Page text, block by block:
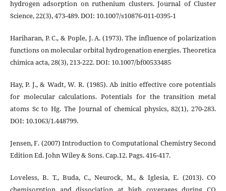
hydrogen adsorption on ruthenium clusters. Journal of Cluster
Science, 22(3), 473-489. DOI: 10.1007/s10876-011-0395-1
Hariharan, P. C., & Pople, J. A. (1973). The influence of polarization
functions on molecular orbital hydrogenation energies. Theoretica
chimica acta, 28(3), 213-222. DOI: 10.1007/bf00533485
Hay, P. J., & Wadt, W. R. (1985). Ab initio effective core potentials
for molecular calculations. Potentials for the transition metal
atoms Sc to Hg. The Journal of chemical physics, 82(1), 270-283.
DOI: 10.1063/1.448799.
Jensen, F. (2007) Introduction to Computational Chemistry Second
Edition Ed. John Wiley & Sons. Cap.12. Pags. 416-417.
Loveless, B. T., Buda, C., Neurock, M., & Iglesia, E. (2013). CO